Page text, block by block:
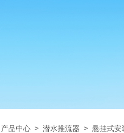
产品中心 > 潜水推流器 > 悬挂式安